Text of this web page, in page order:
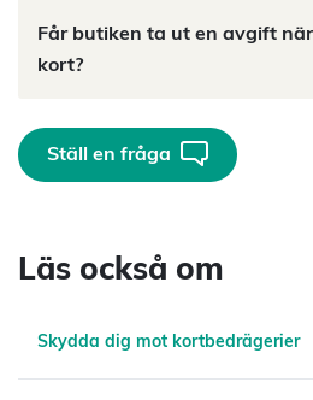
Får butiken ta ut en avgift
kort?
Ställ en fråga
Läs också om
Skydda dig mot kortbedrägerier